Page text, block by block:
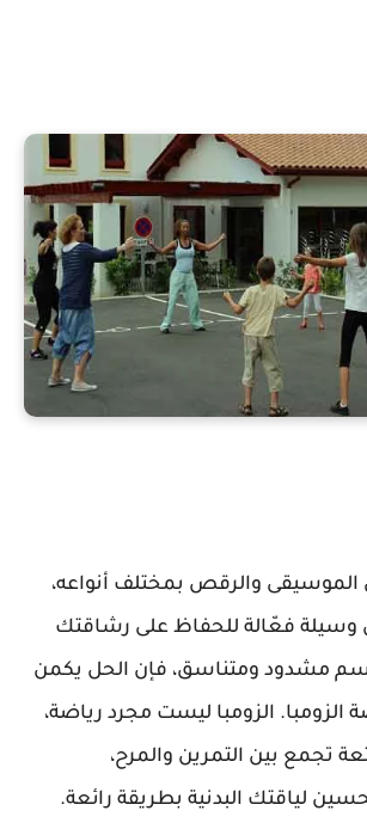
الموسيقى والرقص بمختلف أنواعه،
وسيلة فعّالة للحفاظ على رشاقتك
مشدود ومتناسق، فإن الحل يكمن
الزومبا ليست مجرد رياضة،
تجمع بين التمرين والمرح،
لياقتك البدنية بطريقة رائعة.